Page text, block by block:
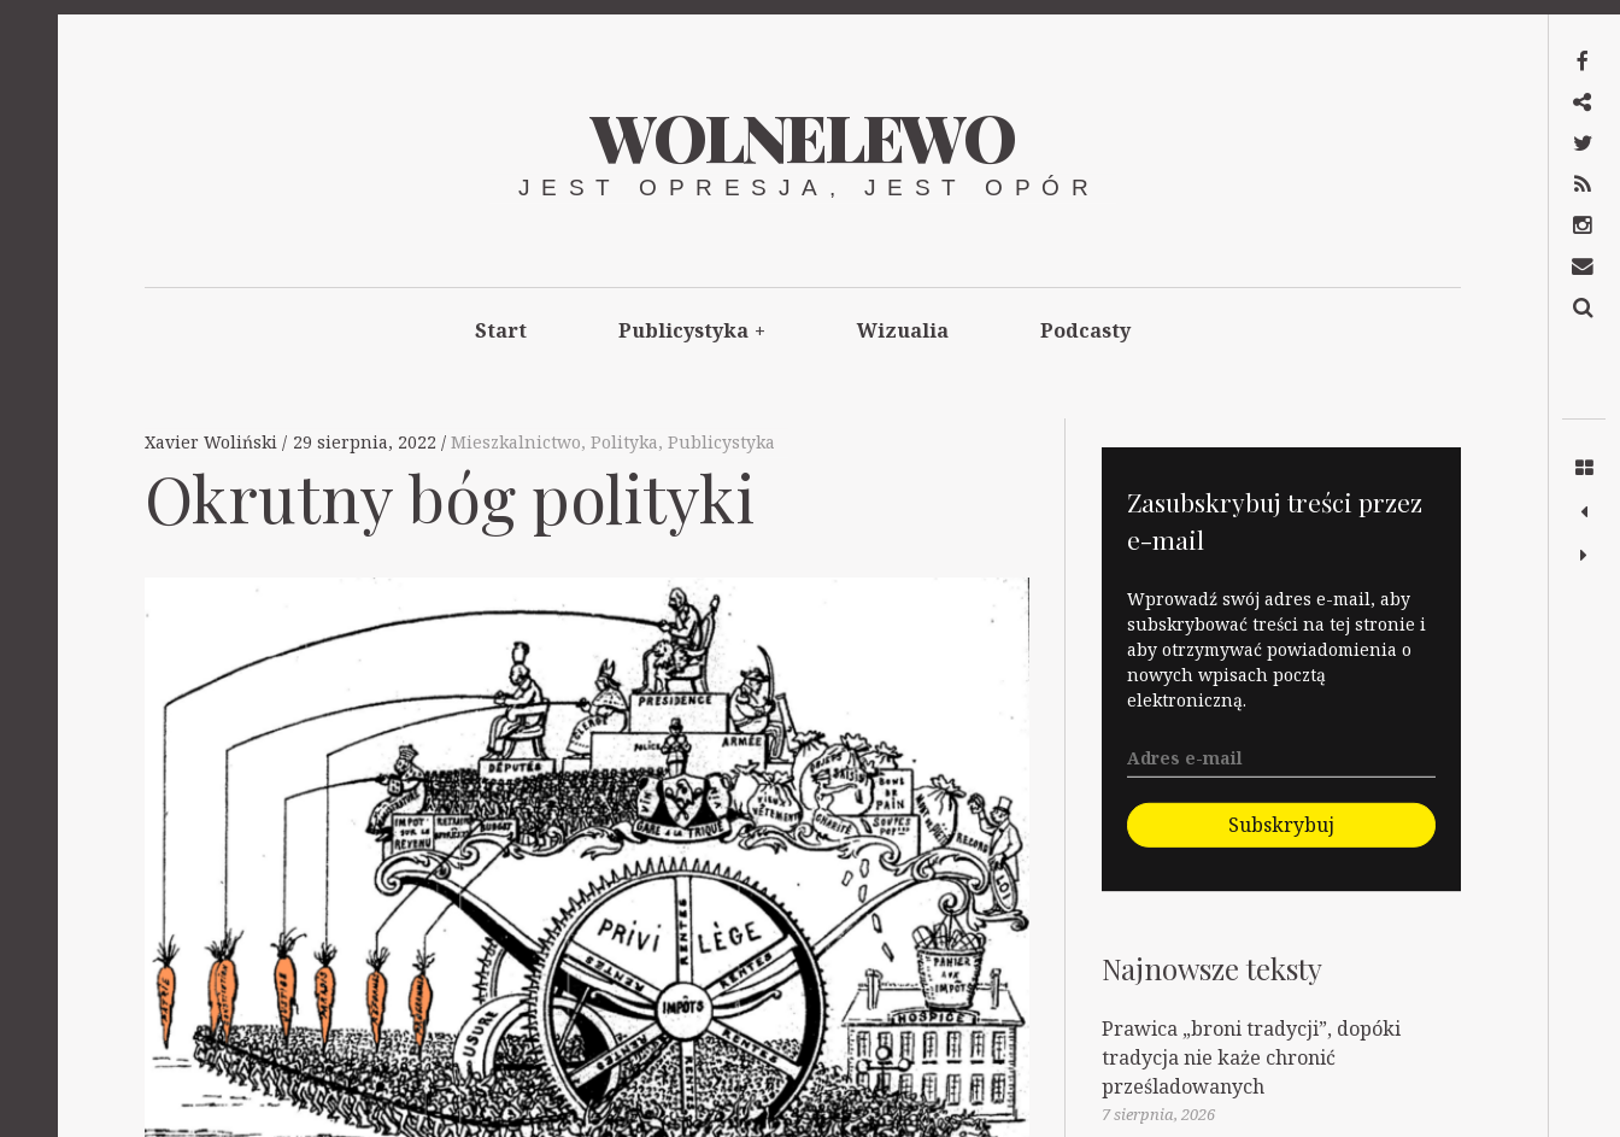
WOLNELEWO
JEST OPRESJA, JEST OPÓR
Start Publicystyka + Wizualia Podcasty
Xavier Woliński 29 sierpnia, 2022 Mieszkalnictwo, Polityka, Publicystyka
Okrutny bóg polityki
Zasubskrybuj treści przez
e-mail
Wprowadź swój adres e-mail, aby
subskrybować treści na tej stronie i
aby otrzymywać powiadomienia o
nowych wpisach pocztą
elektroniczną.
Subskrybuj
Najnowsze teksty
Prawica „broni tradycji”, dopóki
tradycja nie każe chronić
prześladowanych
7 sierpnia, 2026